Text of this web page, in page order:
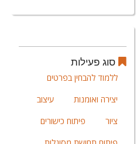
סוג פעילות
ללמוד להבחין בפרטים
יצירה ואומנות
עיצוב
ציור
פיתוח כישורים